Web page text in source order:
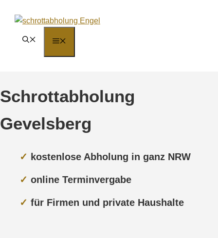
Inhalt
Schrottabholung
Gevelsberg
✓ kostenlose Abholung in ganz NRW
✓ online Terminvergabe
✓ für Firmen und private Haushalte